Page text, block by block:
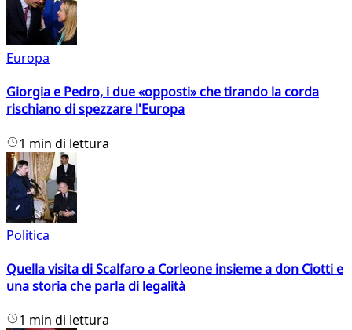
Europa
Giorgia e Pedro, i due «opposti» che tirando la corda
rischiano di spezzare l'Europa
1 min di lettura
Politica
Quella visita di Scalfaro a Corleone insieme a don Ciotti e
una storia che parla di legalità
1 min di lettura